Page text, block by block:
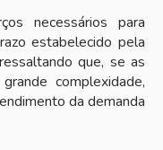
necessários para
estabelecido pela
que, se as
complexidade,
da demanda